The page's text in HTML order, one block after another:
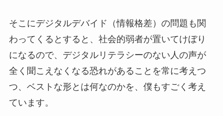
そこにデジタルデバイド（情報格差）の問題も関
わってくるとすると、社会的弱者が置いてけぼり
になるので、デジタルリテラシーのない人の声が
全く聞こえなくなる恐れがあることを常に考えつ
つ、ベストな形とは何なのかを、僕もすごく考え
ています。